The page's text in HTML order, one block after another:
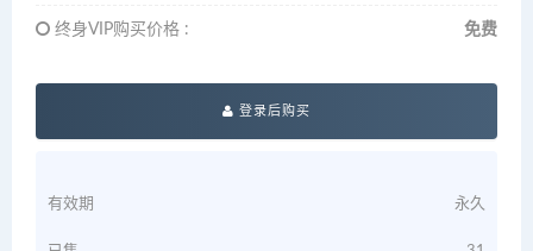
终身VIP购买价格 : 免费
登录后购买
有效期 永久